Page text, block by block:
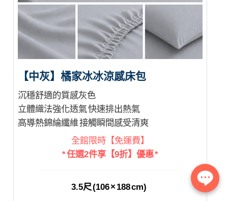
【中灰】橘家冰冰涼感床包
沉穩舒適的質感灰色
立體織法強化透氣 快速排出熱氣
高導熱錦綸纖維 接觸瞬間感受清爽
全館限時【免運費】
* 任選2件享【9折】優惠 *
3.5尺 (106 × 188 cm)